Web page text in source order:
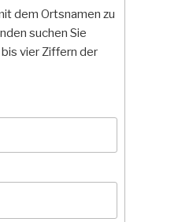
dem Ortsnamen zu
suchen Sie
vier Ziffern der